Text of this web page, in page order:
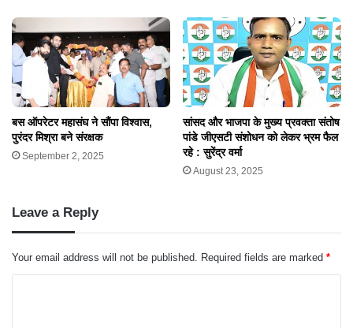
बस ऑपरेटर महासंघ ने सौंपा विश्वास,
पुरंदर मिश्रा बने संरक्षक
September 2, 2025
सांसद और भाजपा के मुख्य प्रवक्ता संतोष
पांडे जीएसटी संशोधन को लेकर भ्रम फैल
रहे : सुरेंद्र वर्मा
August 23, 2025
Leave a Reply
Your email address will not be published. Required fields are marked *